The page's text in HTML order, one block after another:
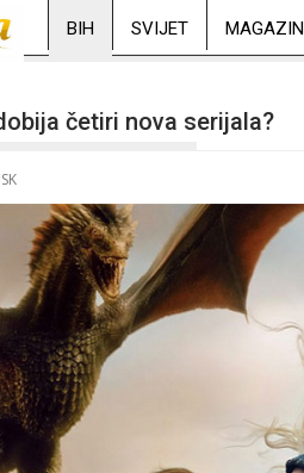
BIH SVIJET MAGAZIN
četiri nova serijala?